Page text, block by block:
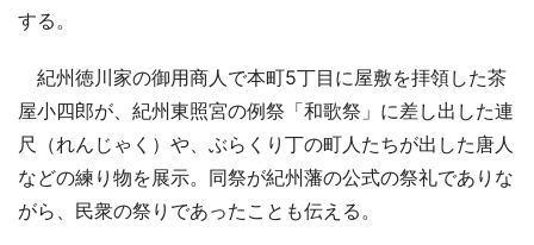
する。
紀州徳川家の御用商人で本町5丁目に屋敷を拝領した茶
屋小四郎が、紀州東照宮の例祭「和歌祭」に差し出した連
尺（れんじゃく）や、ぶらくり丁の町人たちが出した唐人
などの練り物を展示。同祭が紀州藩の公式の祭礼でありな
がら、民衆の祭りであったことも伝える。